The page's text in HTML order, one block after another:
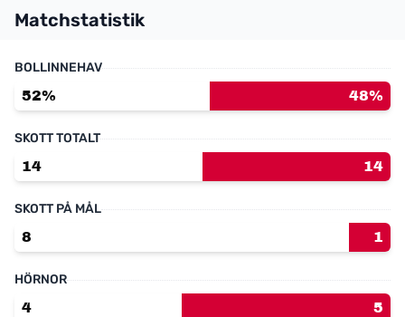
Matchstatistik
BOLLINNEHAV
52%
48%
SKOTT TOTALT
14
14
SKOTT PÅ MÅL
8
1
HÖRNOR
4
5